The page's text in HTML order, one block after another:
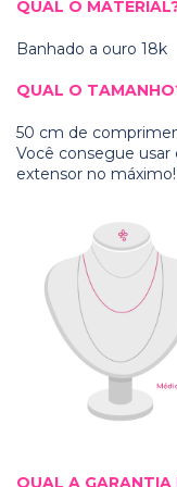
QUAL O
Banhado a ouro 18k
QUAL O
50 cm de
Você consegue
extensor no máximo!
QUAL A GARANTIA